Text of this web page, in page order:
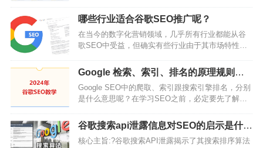
以归咎于工具或时间，而最后一个算是实打实地被
骗了，尤其是guest post外链被删。…
然，今天也有不少人持有这种看法。早年的确存在
过一个谷歌流量白捡时期，甚至不需要做内容。写
一个带有目标关键词的网页标题，手工去别的网站
上丢几十条甚至上百条垃圾信息，放上自己网站链
接，所谓的垃圾外链策略，就可以获得大把优质流
量。钻漏洞会上瘾。甚至围…
哪些行业适合谷歌SEO推广呢？
在当今的数字化营销领域，几乎所有行业都能从谷
歌SEO中受益，但确实有些行业由于其市场特性和
回报。通常来说B2B行业大都是比较适合谷歌
SEO。因为B2B行业通常单价比较高，或者一单数
量很多，总体来说成交一单的价值很高。一年可能
只要成交一两单就可以收回谷歌SEO的投资回报。
而且B2B成交周期比较长，客户比较有耐心。更适
合投资谷歌SEO这种需要较长时间才能看…
Google 检索、索引、排名的原理规则是
什么？
Google SEO中的爬取、索引跟搜索引擎排名，分别
是什么意思呢？在学习SEO之前，必定要先了解一
的那一瞬间，你的文章网址会经历：被找到、被爬
取（检索）、被索引，然后才能出现在Google搜索
引擎里面并且加入Google搜索结果的排名。上面的
谷歌搜索api泄露信息对SEO的启示是什
么？
核心主旨:?谷歌搜索API泄露揭示了其搜索排序算法